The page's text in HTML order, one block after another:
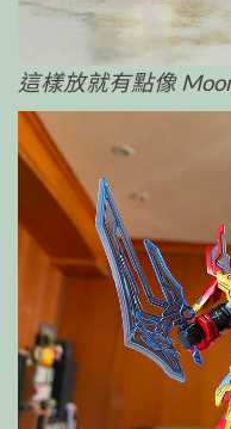
這樣放就有點像